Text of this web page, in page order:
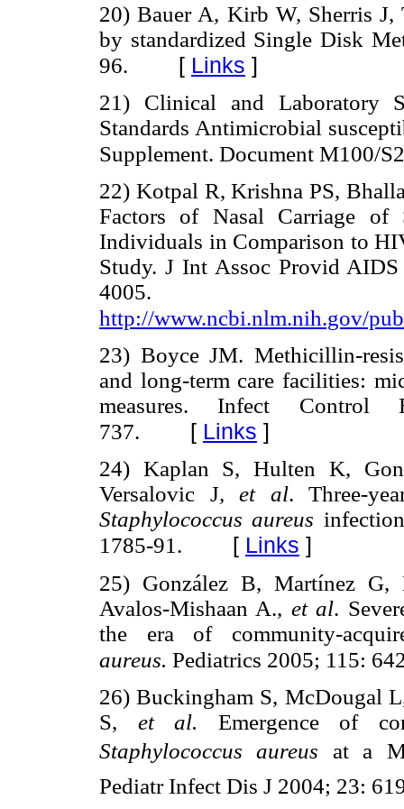
20) Bauer A, Kirb W, Sherris
by standardized Single Disk
96. [ Links ]
21) Clinical and Laboratory
Standards Antimicrobial
Supplement. Document M100/
22) Kotpal R, Krishna PS,
Factors of Nasal Carriage of
Individuals in Comparison to
Study. J Int Assoc Provid
4005.
http://www.ncbi.nlm.nih.gov/
23) Boyce JM. Methicillin-
and long-term care facilities:
measures. Infect
737. [ Links ]
24) Kaplan S, Hulten K,
Versalovic J, et al. Three-
Staphylococcus aureus
1785-91. [ Links ]
25) González B, Martínez G,
Avalos-Mishaan A., et al.
the era of community-
aureus. Pediatrics 2005; 115:
26) Buckingham S, McDougal
S, et al. Emergence of
Staphylococcus aureus at a
Pediatr Infect Dis J 2004; 23: